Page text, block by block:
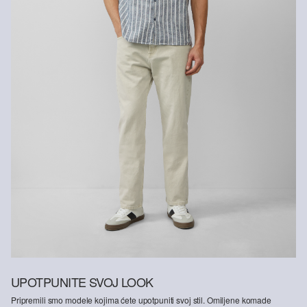
Vlakna s certifikatom održivosti
U području vlakana iz certificiranog održivog uzgoja zalažemo se
za prirodna vlakna iz obnovljivih izvora. Naše sirovine uzgajaju se
na način kojim se štede resursi.
Podržavamo Better Cotton: Kad se odlučite za naše pamučne
proizvode, podržavate našu investiciju u misiju „Better Cotton”,
pridonosite opstanku i dobrobiti poljoprivrednih zajednica, a
istovremeno štitite i oporavljate okoliš. Better Cotton pruža podršku
poljoprivrednim zajednicama u društvenom, ekološkom i
ekonomskom pogledu tako što ih osposobljava za održivije metode
uzgoja. Ovaj proizvod proizvodi se preko sustava masene bilance i
stoga možda ne sadrži Better Cotton.Više informacija o tome
soliver-group.com
UPOTPUNITE SVOJ LOOK
Pripremili smo modele kojima ćete upotpuniti svoj stil. Omiljene komade